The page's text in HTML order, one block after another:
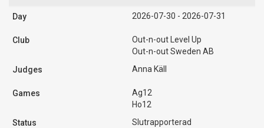
2026-07-30 - 2026-07-31
Out-n-out Level Up
Out-n-out Sweden AB
Anna Käll
Ag12
Ho12
Slutrapporterad